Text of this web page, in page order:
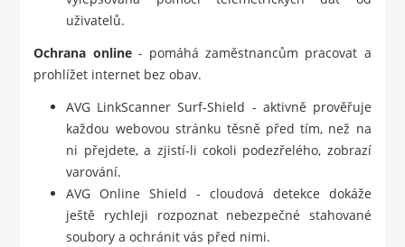
uživatelů.
Ochrana online- pomáhá zaměstnancům pracovat a
prohlížet internet bez obav.
AVG LinkScanner Surf-Shield - aktivně prověřuje
každou webovou stránku těsně před tím, než na
ni přejdete, a zjistí-li cokoli podezřelého, zobrazí
varování.
AVG Online Shield - cloudová detekce dokáže
ještě rychleji rozpoznat nebezpečné stahované
soubory a ochránit vás před nimi.